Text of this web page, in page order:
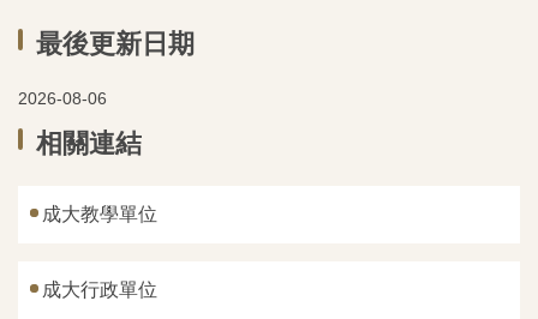
最後更新日期
2026-08-06
相關連結
成大教學單位
成大行政單位